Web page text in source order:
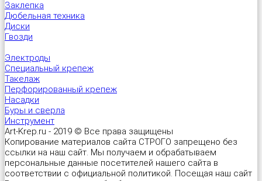
Универсальный дюбель потай и с бортом
Универсальный распорный дюбель с петельным крюком RUO
Универсальный распорный дюбель с потолочным крюком RUС
Универсальный распорный дюбель с простым крюком RUL
Фасадный анкер “Wkret-met”
Шпатель фасадный нержавеющий, зубчатый 8х8мм
Заклепка
Дюбельная техника
Диски
Гвозди
Электроды
Специальный крепеж
Такелаж
Перфорированный крепеж
Насадки
Буры и сверла
Инструмент
Art-Krep.ru - 2019 © Все права защищены
Копирование материалов сайта СТРОГО запрещено без
ссылки на наш сайт. Мы получаем и обрабатываем
персональные данные посетителей нашего сайта в
соответствии с официальной политикой. Посещая наш сайт